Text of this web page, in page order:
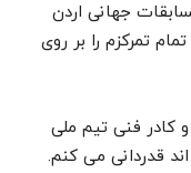
جهانی اردن
تمرکزم را بر روی
کادر فنی تیم ملی
قدردانی می کنم.